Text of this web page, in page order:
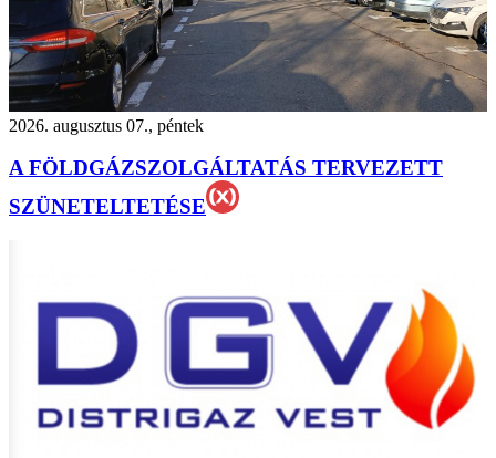
2026. augusztus 07., péntek
A FÖLDGÁZSZOLGÁLTATÁS TERVEZETT
SZÜNETELTETÉSE